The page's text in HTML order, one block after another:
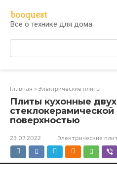
контенту
booquest
Все о технике для дома
Поиск:
Главная » Электрические плиты
Плиты кухонные
стеклокерамической
поверхностью
23.07.2022 Электрические